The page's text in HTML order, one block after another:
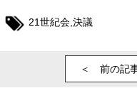
21世紀会 決議
＜ 前の記